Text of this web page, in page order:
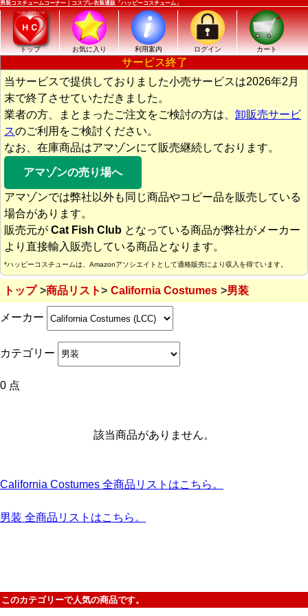
男装コスチュームコーナー｜コスプレ衣装通販「ハッピーコスチューム」
トップ お気に入り 利用案内 ログイン カート
サービス終了
当サービスで提供しておりました小売サービスは2026年2月
末で終了させていただきました。
業者の方、まとまったご注文をご検討の方は、 卸販売サービ
スのご利用をご検討ください。
なお、在庫商品はアマゾンにて販売継続しております。
アマゾンの売り場へ
アマゾンでは弊社以外も同じ商品やコピー品を販売している
場合があります。
販売元が Cat Fish Club となっている商品が弊社がメーカー
より直接輸入販売している商品となります。
*ハッピーコスチュームは、Amazonアソシエイトとして適格販売により収入を得ています。
トップ 商品リスト California Costumes 男装
メーカー
カテゴリー
0 点
該当商品がありません。
California Costumes 全商品リストはこちら。
男装 全商品リストはこちら。
このカテゴリーで人気の商品です。